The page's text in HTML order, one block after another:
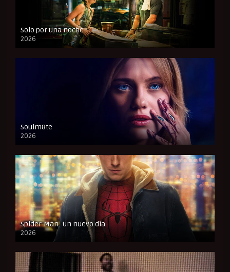
Solo por una noche
2026
CAM
Soulm8te
2026
FULL HD
Spider-Man: Un nuevo día
2026
CAM